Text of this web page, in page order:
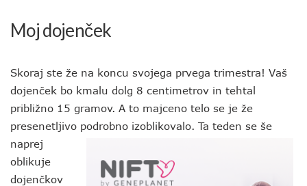
Moj dojenček
Skoraj ste že na koncu svojega prvega trimestra! Vaš
dojenček bo kmalu dolg 8 centimetrov in tehtal
približno 15 gramov. A to majceno telo se je že
presenetljivo podrobno izoblikovalo. Ta teden se še
naprej
oblikuje
dojenčkov